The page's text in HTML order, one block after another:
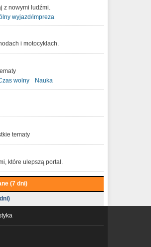
z nowymi ludźmi.
wyjazd/impreza
i motocyklach.
wolny Nauka
tematy
które ulepszą portal.
(7 dni)